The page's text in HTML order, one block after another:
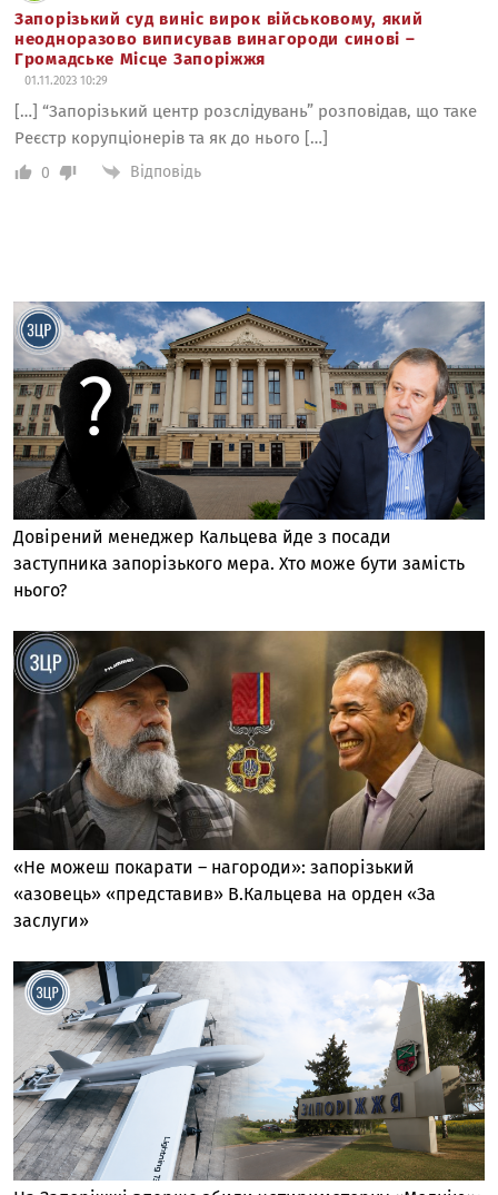
Запорізький суд виніс вирок військовому, який
неодноразово виписував винагороди синові –
Громадське Місце Запоріжжя
01.11.2023 10:29
[…] “Запорізький центр розслідувань” розповідав, що таке
Реєстр корупціонерів та як до нього […]
0 Відповідь
Довірений менеджер Кальцева йде з посади
заступника запорізького мера. Хто може бути замість
нього?
«Не можеш покарати – нагороди»: запорізький
«азовець» «представив» В.Кальцева на орден «За
заслуги»